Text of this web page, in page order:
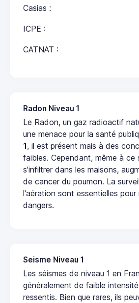
Casias :
ICPE :
CATNAT :
Radon Niveau 1
Le Radon, un gaz radioactif
une menace pour la santé
1, il est présent mais à des
faibles. Cependant, même à ce
s'infiltrer dans les maisons,
de cancer du poumon. La
l'aération sont essentielles pour
dangers.
Seisme Niveau 1
Les séismes de niveau 1 en
généralement de faible
ressentis. Bien que rares, ils